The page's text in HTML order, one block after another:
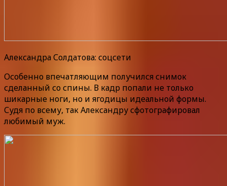
Александра Солдатова: соцсети
Особенно впечатляющим получился снимок
сделанный со спины. В кадр попали не только
шикарные ноги, но и ягодицы идеальной формы.
Судя по всему, так Александру сфотографировал
любимый муж.